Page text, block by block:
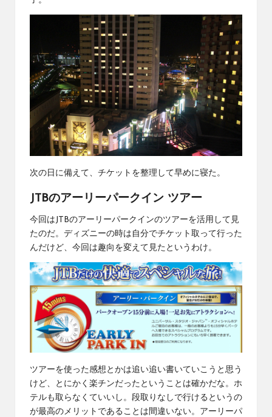
次の日に備えて、チケットを整理して早めに寝た。
JTBのアーリーパークイン ツアー
今回はJTBのアーリーパークインのツアーを活用して見
たのだ。ディズニーの時は自分でチケット取って行った
んだけど、今回は趣向を変えて見たというわけ。
ツアーを使った感想とかは追い追い書いていこうと思う
けど、とにかく楽チンだったということは確かだな。ホ
テルも取らなくていいし。段取りなしで行けるというの
が最高のメリットであることは間違いない。アーリーパ